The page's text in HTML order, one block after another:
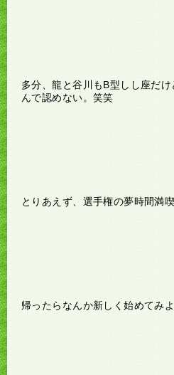
多分、龍と谷川もB型しし座だ
んで認めない。笑笑
とりあえず、選手権の夢時間満
帰ったらなんか新しく始めてみ